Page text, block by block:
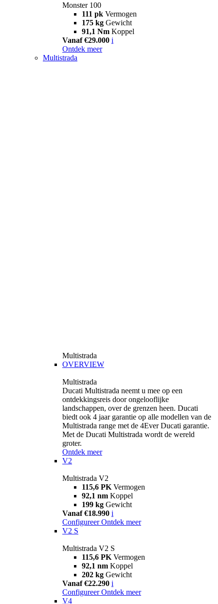
Monster 100
111 pk Vermogen
175 kg Gewicht
91,1 Nm Koppel
Vanaf €29.000 i
Ontdek meer
Multistrada
Multistrada
OVERVIEW
Multistrada
Ducati Multistrada neemt u mee op een
ontdekkingsreis door ongelooflijke
landschappen, over de grenzen heen. Ducati
biedt ook 4 jaar garantie op alle modellen van de
Multistrada range met de 4Ever Ducati garantie.
Met de Ducati Multistrada wordt de wereld
groter.
Ontdek meer
V2
Multistrada V2
115,6 PK Vermogen
92,1 nm Koppel
199 kg Gewicht
Vanaf €18.990 i
Configureer Ontdek meer
V2 S
Multistrada V2 S
115,6 PK Vermogen
92,1 nm Koppel
202 kg Gewicht
Vanaf €22.290 i
Configureer Ontdek meer
V4